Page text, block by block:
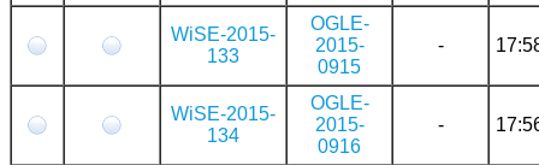
WiSE-2015-
133
OGLE-
2015-
0915
-
WiSE-2015-
134
OGLE-
2015-
0916
-